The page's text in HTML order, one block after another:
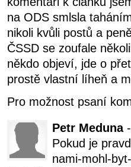
na ODS smlsla
nikoli kvůli postů a
ČSSD se zoufale
někdo objeví, jde o
prostě vlastní líheň a
Pro možnost psaní
Petr Meduna-
Pokud je
nami-mohl-